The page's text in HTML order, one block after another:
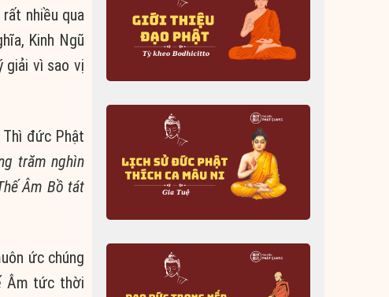
nhiều qua
Kinh Ngũ
giải vì sao vị
Thì đức Phật
trăm nghìn
Âm Bồ tát
ức chúng
Âm tức thời